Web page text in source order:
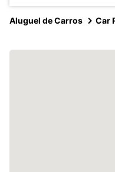
Aluguel de Carros Car